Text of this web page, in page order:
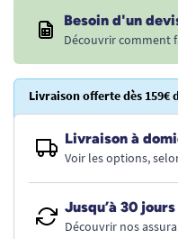
Besoin d'un
Découvrir comment
Livraison offerte dès 159€
Livraison à
Voir les options,
Jusqu’à 30
Découvrir nos